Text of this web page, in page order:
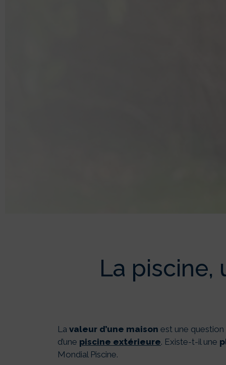
La piscine,
La valeur d’une maison est une question
d’une piscine extérieure. Existe-t-il une
Mondial Piscine.